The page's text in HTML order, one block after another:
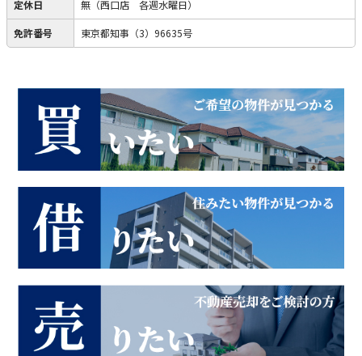
定休日 無（西口店 各週水曜日）
免許番号 東京都知事（3）96635号